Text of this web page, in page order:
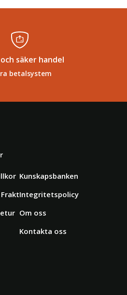
säker handel
betalsystem
Kunskapsbanken
Integritetspolicy
Om oss
Kontakta oss